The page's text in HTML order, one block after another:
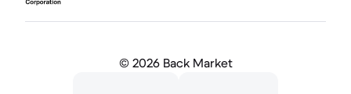
© 2026 Back Market